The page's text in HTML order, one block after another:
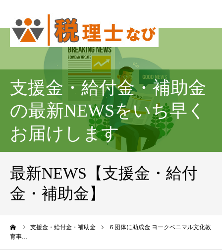
支援金・給付金・補助金
の最新NEWSをいち早く
お届けします
最新NEWS【支援金・給付
金・補助金】
支援金・給付金・補助金
６団体に助成金 ヨークベニマル文化教
育事…